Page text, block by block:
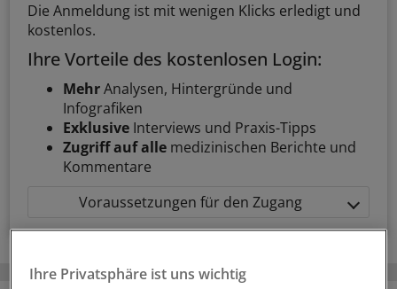
Die Anmeldung ist mit wenigen Klicks erledigt und
kostenlos.
Ihre Vorteile des kostenlosen Login:
MehrAnalysen, Hintergründe und
Infografiken
Exklusive Interviews und Praxis-Tipps
Zugriff auf alle medizinischen Berichte und
Kommentare
Voraussetzungen für den Zugang
Ihre Privatsphäre ist uns wichtig